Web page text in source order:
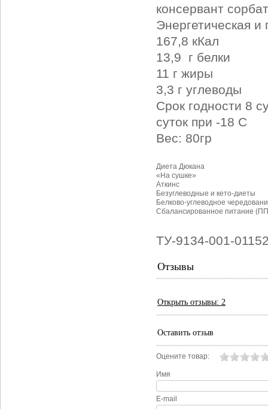
консервант
Энергетическая
167,8 кКал
13,9 г белки
11 г жиры
3,3 г углеводы
Срок годности 8
суток при -18 С
Вес: 80гр
Диета Дюкана
«На сушке»
Аткинс
Безуглеводные и кето-диеты
Белково-углеводное
Сбалансированное питание
ТУ-9134-001-
Отзывы
Открыть отзывы: 2
Оставить отзыв
Оцените товар:
Имя
E-mail